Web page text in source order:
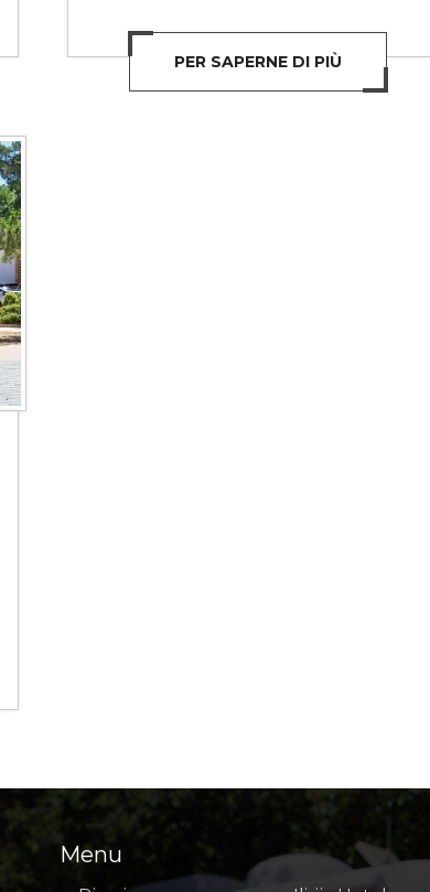
PER SAPERNE DI PIÙ
Menu